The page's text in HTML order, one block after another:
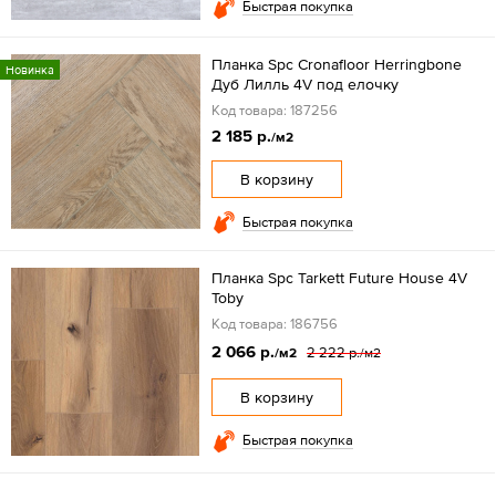
Быстрая покупка
Новинка
Планка Spc Cronafloor Herringbone
Дуб Лилль 4V под елочку
Код товара: 187256
2 185 р./м2
В корзину
Быстрая покупка
Планка Spc Tarkett Future House 4V
Toby
Код товара: 186756
2 066 р./м2 2 222 р./м2
В корзину
Быстрая покупка